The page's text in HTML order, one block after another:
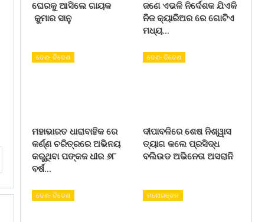
ଘେରକୁ ଆସିଲେ ଗାୟକ
କୁମାର ସାନୁ
ଜଣେ ଏଭଳି ନିର୍ଦେଶକ ଯିଏକି
ନିଜ କ୍ୟାରିଅର ରେ ଗୋଟିଏ
ମଧ୍ୟ…
ଦେଶ- ବିଦେଶ
ମହାଭାରତ ଧାରାବାହିକ ରେ
କର୍ଣ୍ଣ ଚରିତ୍ରରେ ଅଭିନୟ
କରୁଥିବା ପଙ୍କଜ ଧୀର ୬୮
ବର୍ଷ…
ଦେଶ- ବିଦେଶ
ଦୀପାବଳିରେ ଶେଷ ନିଶ୍ୱାସ
ତ୍ୟାଗ କଲେ ପ୍ରସିଦ୍ଧ
ବଲିଉଡ ଅଭିନେତା ଅସରାନି
ଦେଶ- ବିଦେଶ ମନୋରଞ୍ଜନ